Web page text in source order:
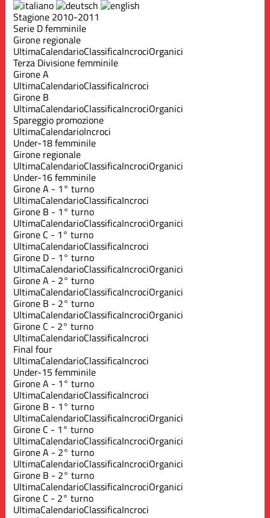
Stagione 2010-2011
Serie D femminile
Girone regionale
UltimaCalendarioClassificaIncrociOrganici
Terza Divisione femminile
Girone A
UltimaCalendarioClassificaIncroci
Girone B
UltimaCalendarioClassificaIncrociOrganici
Spareggio promozione
UltimaCalendarioIncroci
Under-18 femminile
Girone regionale
UltimaCalendarioClassificaIncrociOrganici
Under-16 femminile
Girone A - 1° turno
UltimaCalendarioClassificaIncroci
Girone B - 1° turno
UltimaCalendarioClassificaIncrociOrganici
Girone C - 1° turno
UltimaCalendarioClassificaIncroci
Girone D - 1° turno
UltimaCalendarioClassificaIncrociOrganici
Girone A - 2° turno
UltimaCalendarioClassificaIncrociOrganici
Girone B - 2° turno
UltimaCalendarioClassificaIncrociOrganici
Girone C - 2° turno
UltimaCalendarioClassificaIncroci
Final four
UltimaCalendarioClassificaIncroci
Under-15 femminile
Girone A - 1° turno
UltimaCalendarioClassificaIncroci
Girone B - 1° turno
UltimaCalendarioClassificaIncrociOrganici
Girone C - 1° turno
UltimaCalendarioClassificaIncrociOrganici
Girone A - 2° turno
UltimaCalendarioClassificaIncrociOrganici
Girone B - 2° turno
UltimaCalendarioClassificaIncrociOrganici
Girone C - 2° turno
UltimaCalendarioClassificaIncroci